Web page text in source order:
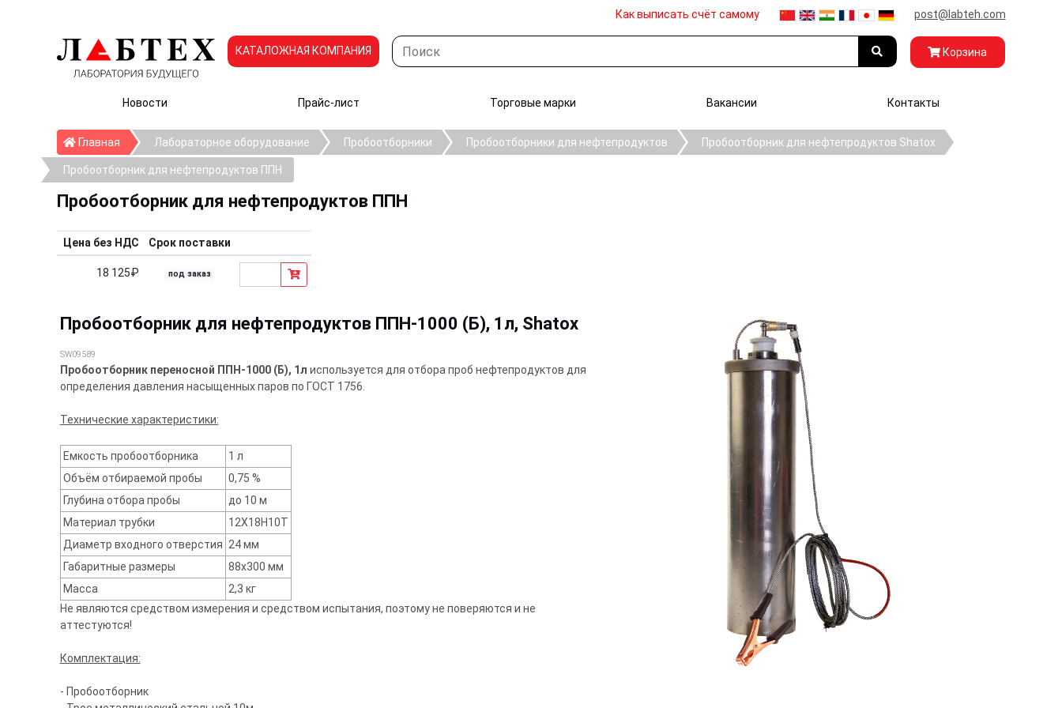
Как выписать счёт самому post@labteh.com
КАТАЛОЖНАЯ КОМПАНИЯ Корзина
Новости Прайс-лист Торговые марки Вакансии Контакты
ГлавнаяГлавнаяЛабораторное оборудование Пробоотборники Пробоотборники для нефтепродуктов Пробоотборник для нефтепродуктов Shatox
Пробоотборник для нефтепродуктов ППН
Пробоотборник для нефтепродуктов ППН
Цена без НДС Срок поставки
18 125₽ под заказ
Пробоотборник для нефтепродуктов ППН-1000 (Б), 1л, Shatox
SW09589
Пробоотборник переносной ППН-1000 (Б), 1л используется для отбора проб нефтепродуктов для
определения давления насыщенных паров по ГОСТ 1756.
Технические характеристики:
Емкость пробоотборника
1 л
Объём отбираемой пробы
0,75 %
Глубина отбора пробы
до 10 м
Материал трубки
12Х18Н10Т
Диаметр входного отверстия 24 мм
Габаритные размеры
88х300 мм
Масса
2,3 кг
Не являются средством измерения и средством испытания, поэтому не поверяются и не
аттестуются!
Комплектация:
- Пробоотборник